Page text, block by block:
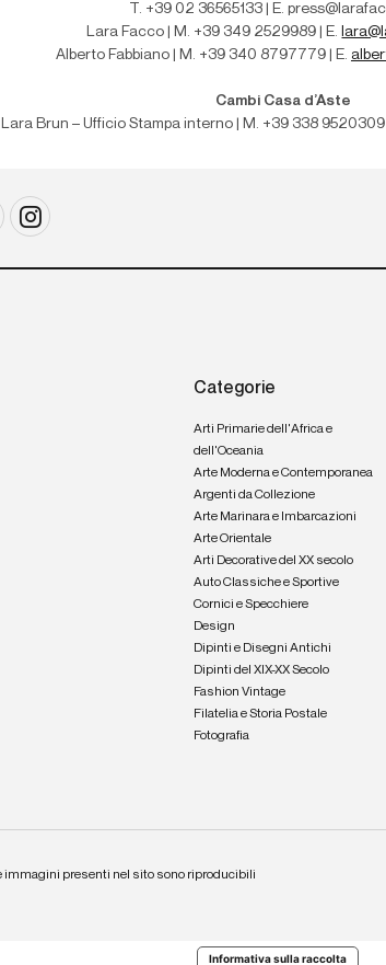
T. +39 02 36565133 | E.
Lara Facco | M. +39 349 2529989 | E.
Alberto Fabbiano | M. +39 340 8797779 | E.
Cambi Casa d’Aste
Lara Brun – Ufficio Stampa interno | M . +39 338 9520309
Categorie
Arti Primarie dell'Africa e
dell'Oceania
Arte Moderna e Contemporanea
Argenti da Collezione
Arte Marinara e Imbarcazioni
Arte Orientale
Arti Decorative del XX secolo
Auto Classiche e Sportive
Cornici e Specchiere
Design
Dipinti e Disegni Antichi
Dipinti del XIX-XX Secolo
Fashion Vintage
Filatelia e Storia Postale
Fotografia
immagini presenti nel sito sono riproducibili
Informativa sulla raccolta